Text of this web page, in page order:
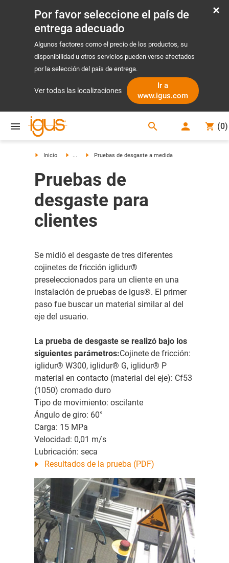
Por favor seleccione el país de
entrega adecuado
Algunos factores como el precio de los productos, su
disponibilidad u otros servicios pueden verse afectados
por la selección del país de entrega.
Ver todas las localizaciones
Ir a
www.igus.com
search (0)
Inicio ... Pruebas de desgaste a medida
Pruebas de
desgaste para
clientes
Se midió el desgaste de tres diferentes
cojinetes de fricción iglidur®
preseleccionados para un cliente en una
instalación de pruebas de igus®. El primer
paso fue buscar un material similar al del
eje del usuario.
La prueba de desgaste se realizó bajo los
siguientes parámetros:Cojinete de fricción:
iglidur® W300, iglidur® G, iglidur® P
material en contacto (material del eje): Cf53
(1050) cromado duro
Tipo de movimiento: oscilante
Ángulo de giro: 60°
Carga: 15 MPa
Velocidad: 0,01 m/s
Lubricación: seca
Resultados de la prueba (PDF)